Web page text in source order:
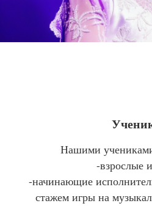
Нашими
-взрослые
-начинающие
стажем игры на